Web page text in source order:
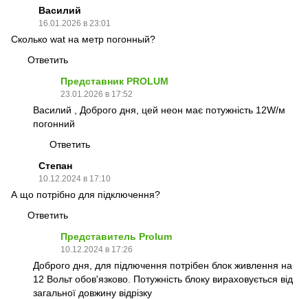
Василий
16.01.2026 в 23:01
Сколько wat на метр погонный?
Ответить
Представник PROLUM
23.01.2026 в 17:52
Василий , Доброго дня, цей неон має потужність 12W/м
погонний
Ответить
Cтепан
10.12.2024 в 17:10
А що потрібно для підключення?
Ответить
Представитель Prolum
10.12.2024 в 17:26
Доброго дня, для підлючення потрібен блок живлення на
12 Вольт обов'язково. Потужність блоку вираховується від
загальної довжину відрізку